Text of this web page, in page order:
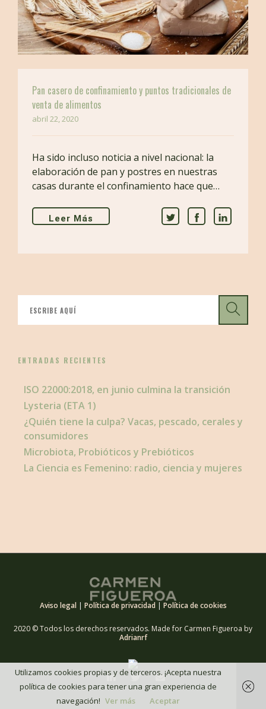
Pan casero de confinamiento y puntos tradicionales de
venta de alimentos
abril 22, 2020
Ha sido incluso noticia a nivel nacional: la
elaboración de pan y postres en nuestras
casas durante el confinamiento hace que…
Leer Más
ENTRADAS RECIENTES
ISO 22000:2018, en junio culmina la transición
Lysteria (ETA 1)
¿Quién tiene la culpa? Vacas, pescado, cerales y
consumidores
Microbiota, Probióticos y Prebióticos
La Ciencia es Femenino: radio, ciencia y mujeres
Aviso legal | Política de privacidad | Política de cookies
2020 © Todos los derechos reservados. Made for Carmen Figueroa by
Adrianrf
Utilizamos cookies propias y de terceros. ¡Acepta nuestra
política de cookies para tener una gran experiencia de
navegación! Ver más Aceptar